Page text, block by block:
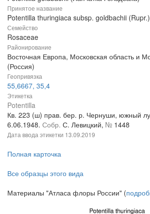
Принятое название
Potentilla thuringiaca subsp. goldbachii
Семейство
Rosaceae
Районирование
Восточная Европа, Московская область и
(Россия)
Геопривязка
55,6667, 35,4
Этикетка
Potentilla
Кв. 223 (ш) прав. бер. р. Чернуши, южный
6.06.1948. Собр. С. Левицкий, № 1448
Дата ввода этикетки 13.09.2019
Полная карточка
Все образцы этого вида
Материалы "Атласа флоры России" (